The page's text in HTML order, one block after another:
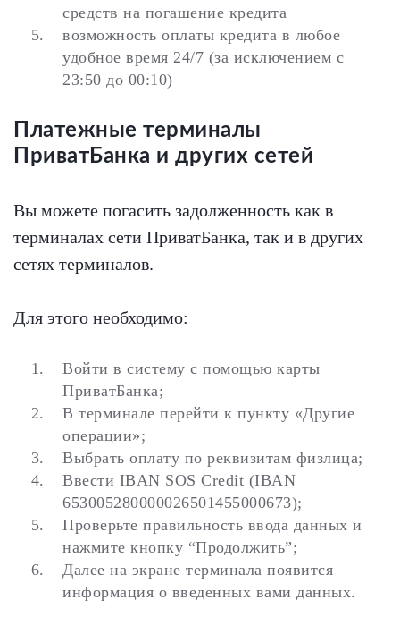
средств на погашение кредита
возможность оплаты кредита в любое
удобное время 24/7 (за исключением с
23:50 до 00:10)
Платежные терминалы
ПриватБанка и других сетей
Вы можете погасить задолженность как в
терминалах сети ПриватБанка, так и в других
сетях терминалов.
Для этого необходимо:
Войти в систему с помощью карты
ПриватБанка;
В терминале перейти к пункту «Другие
операции»;
Выбрать оплату по реквизитам физлица;
Ввести IBAN SOS Credit (IBAN
653005280000026501455000673);
Проверьте правильность ввода данных и
нажмите кнопку “Продолжить”;
Далее на экране терминала появится
информация о введенных вами данных.